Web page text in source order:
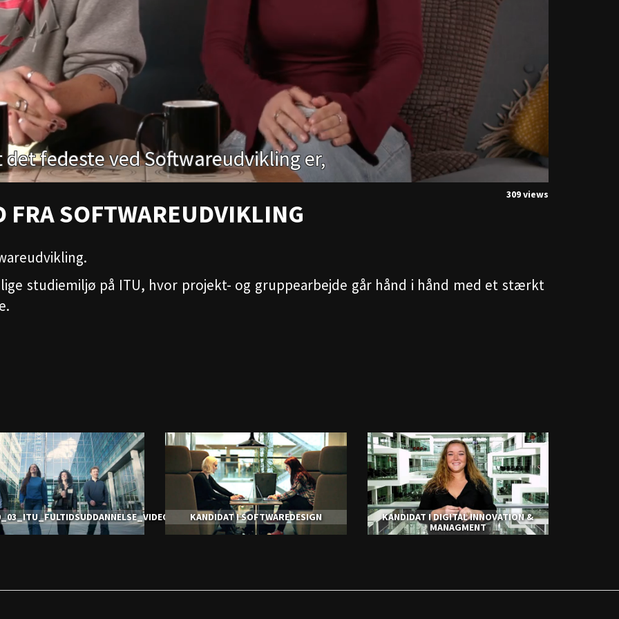
FRA SOFTWAREUDVIKLING
309 views
studiemiljø på ITU, hvor projekt- og gruppearbejde går hånd i hånd med et stærkt
KANDIDAT I SOFTWAREDESIGN
KANDIDAT I DIGITAL INNOVATION &
MANAGMENT